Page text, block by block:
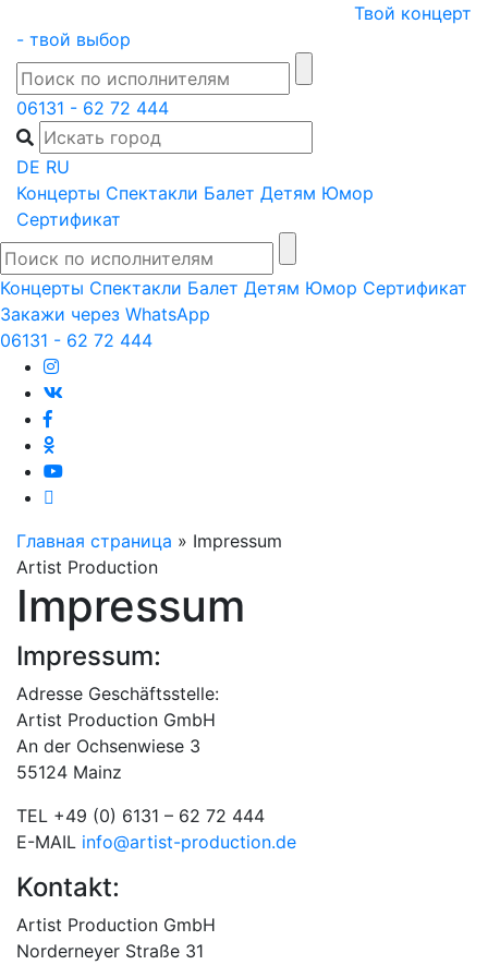
content
Твой концерт
- твой выбор
06131 - 62 72 444
DE RU
Концерты Спектакли Балет Детям Юмор
Сертификат
Концерты Спектакли Балет Детям Юмор Сертификат
Закажи через WhatsApp
06131 - 62 72 444
Главная страница » Impressum
Artist Production
Impressum
Impressum:
Adresse Geschäftsstelle:
Artist Production GmbH
An der Ochsenwiese 3
55124 Mainz
TEL +49 (0) 6131 – 62 72 444
E-MAIL info@artist-production.de
Kontakt:
Artist Production GmbH
Norderneyer Straße 31